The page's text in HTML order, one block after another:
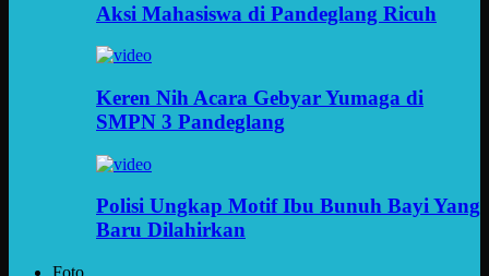
Aksi Mahasiswa di Pandeglang Ricuh
Keren Nih Acara Gebyar Yumaga di
SMPN 3 Pandeglang
Polisi Ungkap Motif Ibu Bunuh Bayi Yang
Baru Dilahirkan